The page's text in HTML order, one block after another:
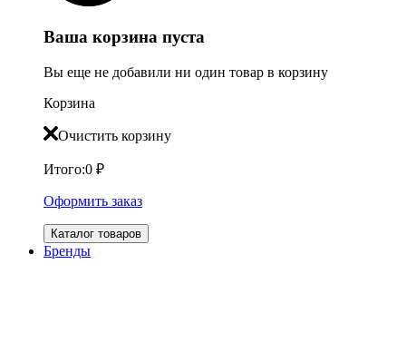
Ваша корзина пуста
Вы еще не добавили ни один товар в корзину
Корзина
Очистить корзину
Итого:0 ₽
Оформить заказ
Каталог товаров
Бренды